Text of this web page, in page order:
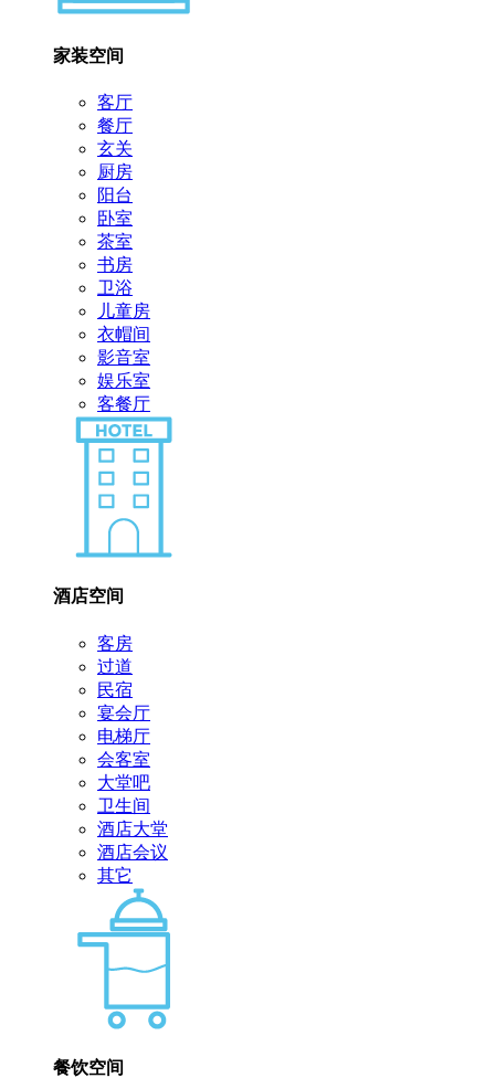
家装空间
客厅
餐厅
玄关
厨房
阳台
卧室
茶室
书房
卫浴
儿童房
衣帽间
影音室
娱乐室
客餐厅
酒店空间
客房
过道
民宿
宴会厅
电梯厅
会客室
大堂吧
卫生间
酒店大堂
酒店会议
其它
餐饮空间